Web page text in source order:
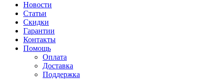
Новости
Статьи
Скидки
Гарантии
Контакты
Помощь
Оплата
Доставка
Поддержка